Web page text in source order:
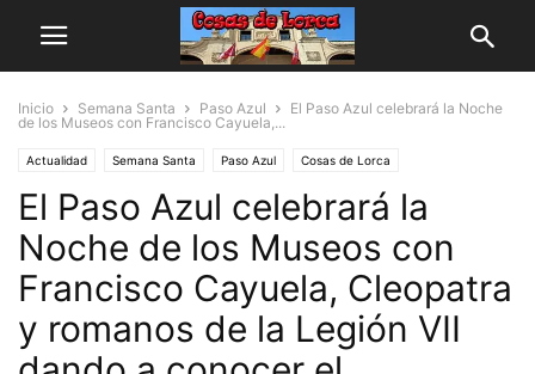
Inicio Semana Santa Paso Azul
El Paso Azul celebrará la Noche
de los Museos con Francisco Cayuela,...
Actualidad Semana Santa Paso Azul Cosas de Lorca
Personas y Asociaciones
El Paso Azul celebrará la
Noche de los Museos con
Francisco Cayuela, Cleopatra
y romanos de la Legión VII